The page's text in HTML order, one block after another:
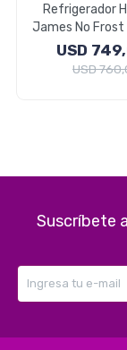
Refrigerador
James No Frost
317
USD
USD
Suscríbete